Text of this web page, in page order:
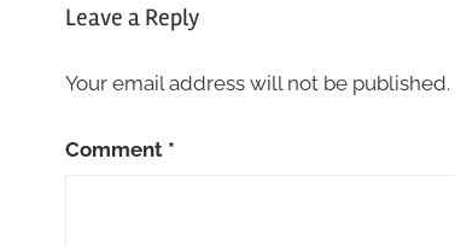
Leave a Reply
Your email address will not be published.
Comment *